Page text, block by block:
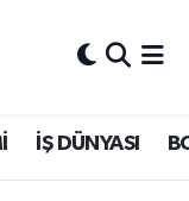
İŞ DÜNYASI